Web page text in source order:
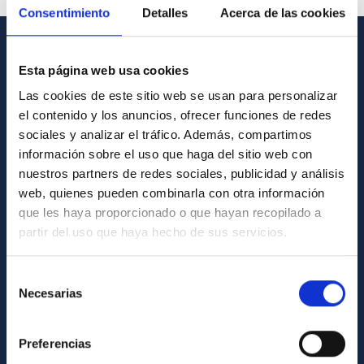
Consentimiento Detalles Acerca de las cookies
Esta página web usa cookies
Las cookies de este sitio web se usan para personalizar
el contenido y los anuncios, ofrecer funciones de redes
sociales y analizar el tráfico. Además, compartimos
información sobre el uso que haga del sitio web con
nuestros partners de redes sociales, publicidad y análisis
web, quienes pueden combinarla con otra información
que les haya proporcionado o que hayan recopilado a
partir del uso que haya hecho de sus servicios.
Necesarias
Preferencias
INFORMACIÓN GENERAL
Contacto
Cómo llegar al IAC
Directorio de personal
Biblioteca
Registro general
Legislación
Código ético y política antifraude